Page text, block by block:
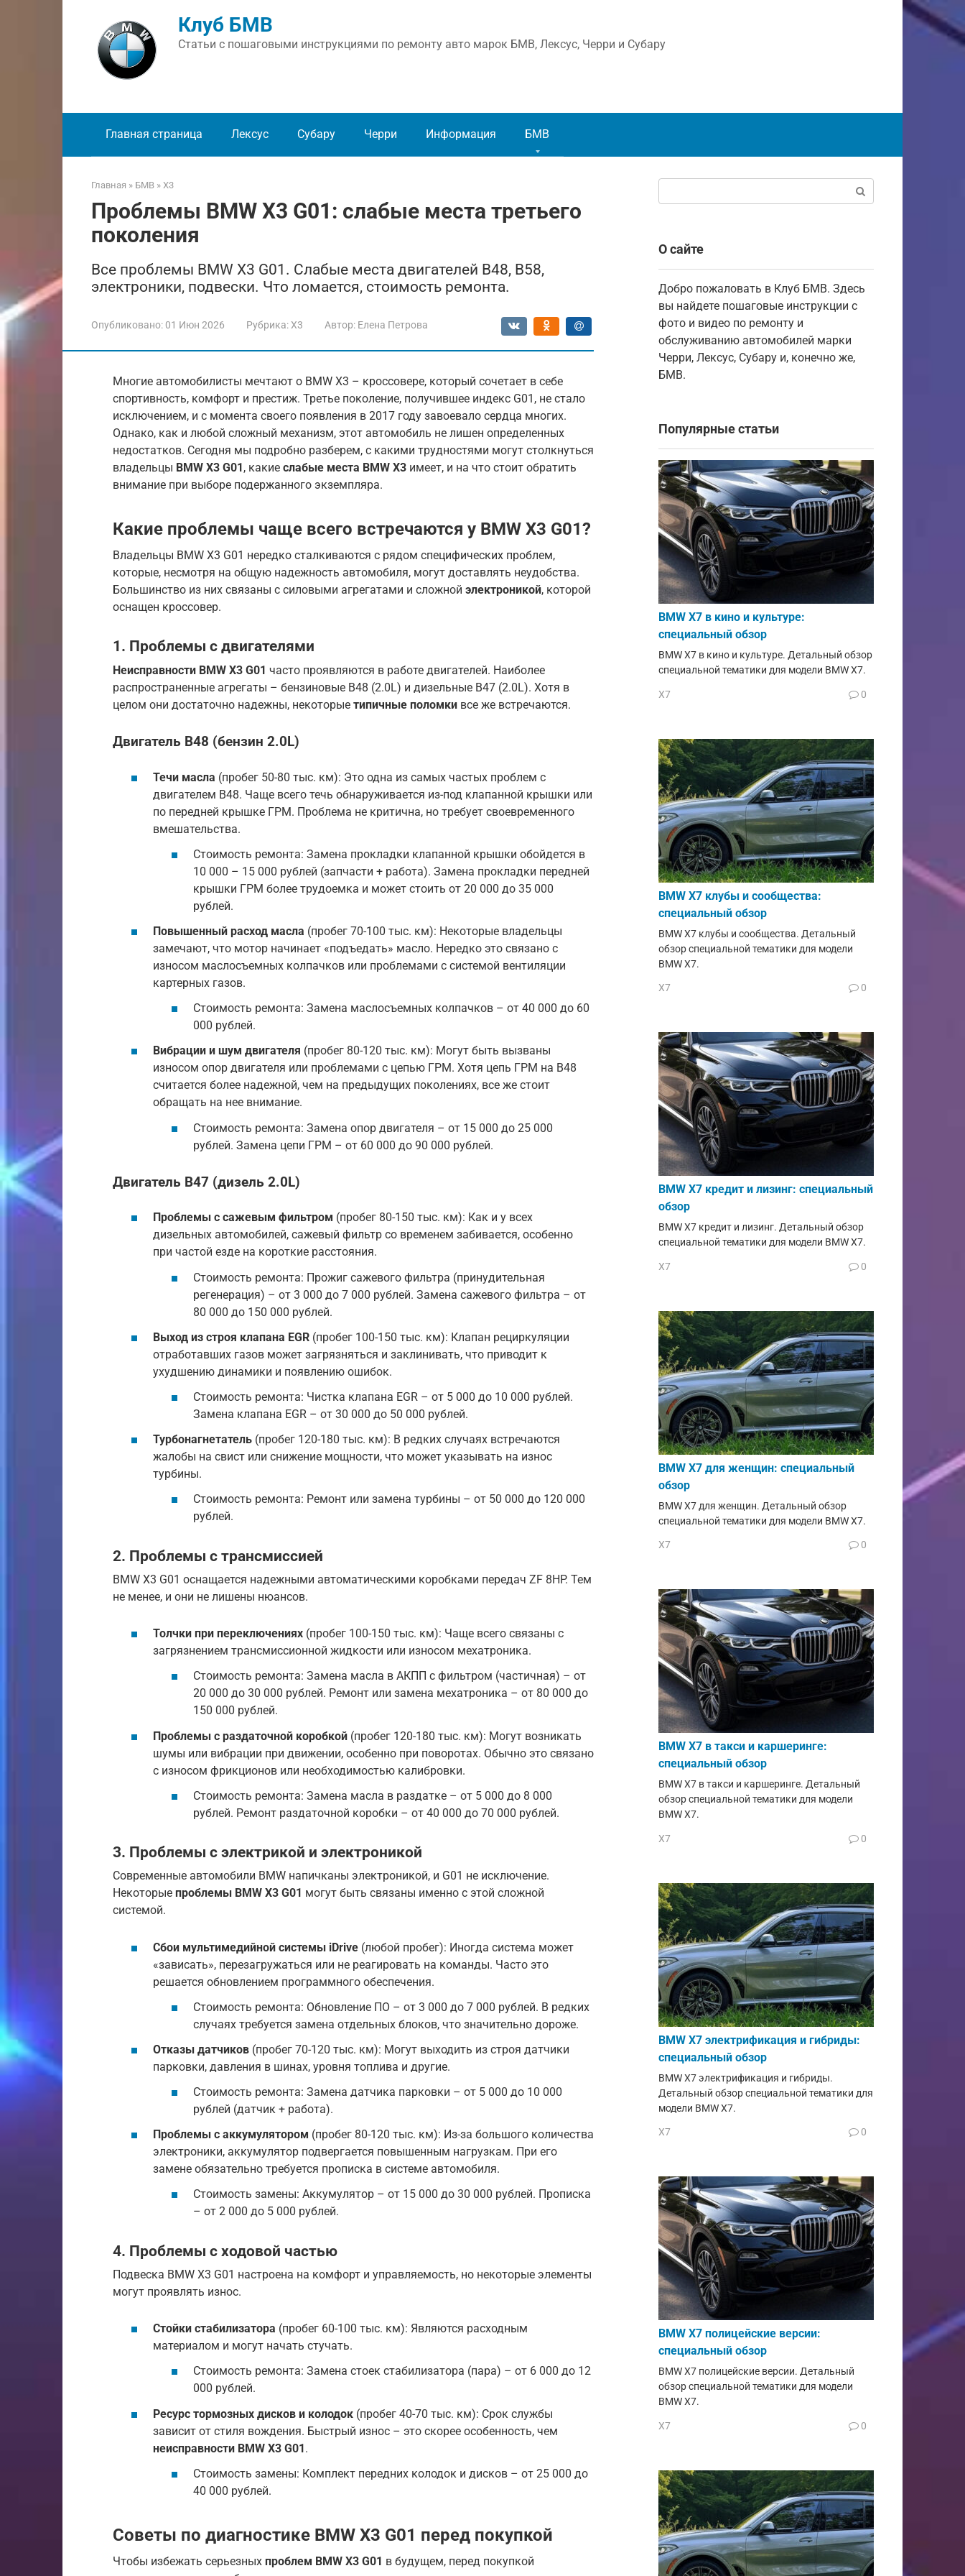
Клуб БМВ
Статьи с пошаговыми инструкциями по ремонту авто марок БМВ, Лексус, Черри и Субару
Главная страница Лексус Субару Черри Информация БМВ
Главная » БМВ » X3
Проблемы BMW X3 G01: слабые места третьего
поколения
Все проблемы BMW X3 G01. Слабые места двигателей B48, B58,
электроники, подвески. Что ломается, стоимость ремонта.
Опубликовано: 01 Июн 2026 Рубрика: X3 Автор: Елена Петрова
Многие автомобилисты мечтают о BMW X3 – кроссовере, который сочетает в себе
спортивность, комфорт и престиж. Третье поколение, получившее индекс G01, не стало
исключением, и с момента своего появления в 2017 году завоевало сердца многих.
Однако, как и любой сложный механизм, этот автомобиль не лишен определенных
недостатков. Сегодня мы подробно разберем, с какими трудностями могут столкнуться
владельцы BMW X3 G01, какие слабые места BMW X3 имеет, и на что стоит обратить
внимание при выборе подержанного экземпляра.
Какие проблемы чаще всего встречаются у BMW X3 G01?
Владельцы BMW X3 G01 нередко сталкиваются с рядом специфических проблем,
которые, несмотря на общую надежность автомобиля, могут доставлять неудобства.
Большинство из них связаны с силовыми агрегатами и сложной электроникой, которой
оснащен кроссовер.
1. Проблемы с двигателями
Неисправности BMW X3 G01 часто проявляются в работе двигателей. Наиболее
распространенные агрегаты – бензиновые B48 (2.0L) и дизельные B47 (2.0L). Хотя в
целом они достаточно надежны, некоторые типичные поломки все же встречаются.
Двигатель B48 (бензин 2.0L)
Течи масла (пробег 50-80 тыс. км): Это одна из самых частых проблем с
двигателем B48. Чаще всего течь обнаруживается из-под клапанной крышки или
по передней крышке ГРМ. Проблема не критична, но требует своевременного
вмешательства.
Стоимость ремонта: Замена прокладки клапанной крышки обойдется в
10 000 – 15 000 рублей (запчасти + работа). Замена прокладки передней
крышки ГРМ более трудоемка и может стоить от 20 000 до 35 000
рублей.
Повышенный расход масла (пробег 70-100 тыс. км): Некоторые владельцы
замечают, что мотор начинает «подъедать» масло. Нередко это связано с
износом маслосъемных колпачков или проблемами с системой вентиляции
картерных газов.
Стоимость ремонта: Замена маслосъемных колпачков – от 40 000 до 60
000 рублей.
Вибрации и шум двигателя (пробег 80-120 тыс. км): Могут быть вызваны
износом опор двигателя или проблемами с цепью ГРМ. Хотя цепь ГРМ на B48
считается более надежной, чем на предыдущих поколениях, все же стоит
обращать на нее внимание.
Стоимость ремонта: Замена опор двигателя – от 15 000 до 25 000
рублей. Замена цепи ГРМ – от 60 000 до 90 000 рублей.
Двигатель B47 (дизель 2.0L)
Проблемы с сажевым фильтром (пробег 80-150 тыс. км): Как и у всех
дизельных автомобилей, сажевый фильтр со временем забивается, особенно
при частой езде на короткие расстояния.
Стоимость ремонта: Прожиг сажевого фильтра (принудительная
регенерация) – от 3 000 до 7 000 рублей. Замена сажевого фильтра – от
80 000 до 150 000 рублей.
Выход из строя клапана EGR (пробег 100-150 тыс. км): Клапан рециркуляции
отработавших газов может загрязняться и заклинивать, что приводит к
ухудшению динамики и появлению ошибок.
Стоимость ремонта: Чистка клапана EGR – от 5 000 до 10 000 рублей.
Замена клапана EGR – от 30 000 до 50 000 рублей.
Турбонагнетатель (пробег 120-180 тыс. км): В редких случаях встречаются
жалобы на свист или снижение мощности, что может указывать на износ
турбины.
Стоимость ремонта: Ремонт или замена турбины – от 50 000 до 120 000
рублей.
2. Проблемы с трансмиссией
BMW X3 G01 оснащается надежными автоматическими коробками передач ZF 8HP. Тем
не менее, и они не лишены нюансов.
Толчки при переключениях (пробег 100-150 тыс. км): Чаще всего связаны с
загрязнением трансмиссионной жидкости или износом мехатроника.
Стоимость ремонта: Замена масла в АКПП с фильтром (частичная) – от
20 000 до 30 000 рублей. Ремонт или замена мехатроника – от 80 000 до
150 000 рублей.
Проблемы с раздаточной коробкой (пробег 120-180 тыс. км): Могут возникать
шумы или вибрации при движении, особенно при поворотах. Обычно это связано
с износом фрикционов или необходимостью калибровки.
Стоимость ремонта: Замена масла в раздатке – от 5 000 до 8 000
рублей. Ремонт раздаточной коробки – от 40 000 до 70 000 рублей.
3. Проблемы с электрикой и электроникой
Современные автомобили BMW напичканы электроникой, и G01 не исключение.
Некоторые проблемы BMW X3 G01 могут быть связаны именно с этой сложной
системой.
Сбои мультимедийной системы iDrive (любой пробег): Иногда система может
«зависать», перезагружаться или не реагировать на команды. Часто это
решается обновлением программного обеспечения.
Стоимость ремонта: Обновление ПО – от 3 000 до 7 000 рублей. В редких
случаях требуется замена отдельных блоков, что значительно дороже.
Отказы датчиков (пробег 70-120 тыс. км): Могут выходить из строя датчики
парковки, давления в шинах, уровня топлива и другие.
Стоимость ремонта: Замена датчика парковки – от 5 000 до 10 000
рублей (датчик + работа).
Проблемы с аккумулятором (пробег 80-120 тыс. км): Из-за большого количества
электроники, аккумулятор подвергается повышенным нагрузкам. При его
замене обязательно требуется прописка в системе автомобиля.
Стоимость замены: Аккумулятор – от 15 000 до 30 000 рублей. Прописка
– от 2 000 до 5 000 рублей.
4. Проблемы с ходовой частью
Подвеска BMW X3 G01 настроена на комфорт и управляемость, но некоторые элементы
могут проявлять износ.
Стойки стабилизатора (пробег 60-100 тыс. км): Являются расходным
материалом и могут начать стучать.
Стоимость ремонта: Замена стоек стабилизатора (пара) – от 6 000 до 12
000 рублей.
Ресурс тормозных дисков и колодок (пробег 40-70 тыс. км): Срок службы
зависит от стиля вождения. Быстрый износ – это скорее особенность, чем
неисправности BMW X3 G01.
Стоимость замены: Комплект передних колодок и дисков – от 25 000 до
40 000 рублей.
Советы по диагностике BMW X3 G01 перед покупкой
Чтобы избежать серьезных проблем BMW X3 G01 в будущем, перед покупкой
О сайте
Добро пожаловать в Клуб БМВ. Здесь
вы найдете пошаговые инструкции с
фото и видео по ремонту и
обслуживанию автомобилей марки
Черри, Лексус, Субару и, конечно же,
БМВ.
Популярные статьи
BMW X7 в кино и культуре:
специальный обзор
BMW X7 в кино и культуре. Детальный обзор
специальной тематики для модели BMW X7.
X7 0
BMW X7 клубы и сообщества:
специальный обзор
BMW X7 клубы и сообщества. Детальный
обзор специальной тематики для модели
BMW X7.
X7 0
BMW X7 кредит и лизинг: специальный
обзор
BMW X7 кредит и лизинг. Детальный обзор
специальной тематики для модели BMW X7.
X7 0
BMW X7 для женщин: специальный
обзор
BMW X7 для женщин. Детальный обзор
специальной тематики для модели BMW X7.
X7 0
BMW X7 в такси и каршеринге:
специальный обзор
BMW X7 в такси и каршеринге. Детальный
обзор специальной тематики для модели
BMW X7.
X7 0
BMW X7 электрификация и гибриды:
специальный обзор
BMW X7 электрификация и гибриды.
Детальный обзор специальной тематики для
модели BMW X7.
X7 0
BMW X7 полицейские версии:
специальный обзор
BMW X7 полицейские версии. Детальный
обзор специальной тематики для модели
BMW X7.
X7 0